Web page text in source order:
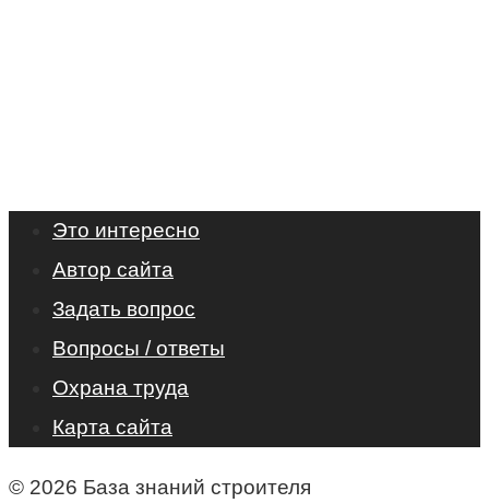
Это интересно
Автор сайта
Задать вопрос
Вопросы / ответы
Охрана труда
Карта сайта
© 2026 База знаний строителя